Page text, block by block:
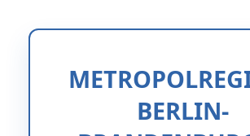
BERLIN-